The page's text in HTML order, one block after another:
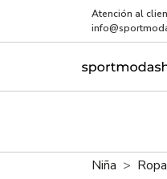
Atención al
Niña